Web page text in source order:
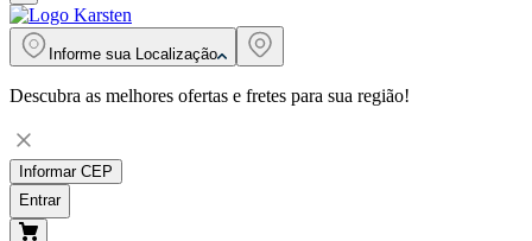
Informe sua Localização
Descubra as melhores ofertas e fretes para sua região!
Informar CEP
Entrar